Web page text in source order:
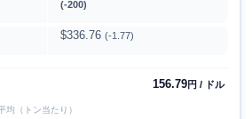
(-200)
$336.76 (-1.77)
156.79円 / ドル
（トン当たり）